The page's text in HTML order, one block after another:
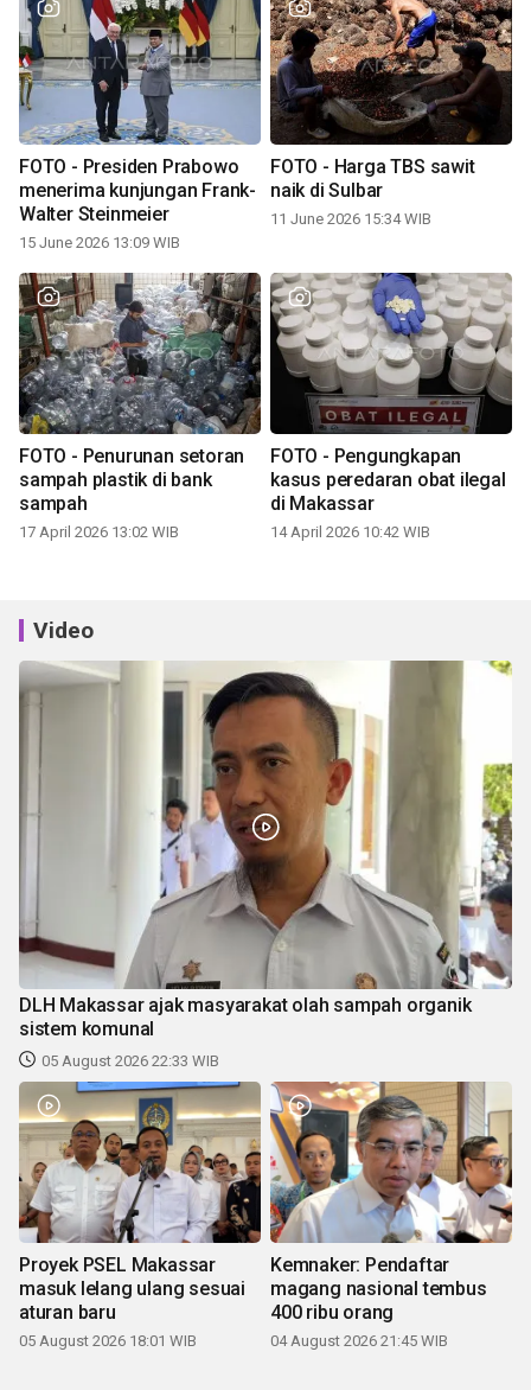
FOTO - Presiden Prabowo
menerima kunjungan Frank-
Walter Steinmeier
15 June 2026 13:09 WIB
FOTO - Harga TBS sawit
naik di Sulbar
11 June 2026 15:34 WIB
FOTO - Penurunan setoran
sampah plastik di bank
sampah
17 April 2026 13:02 WIB
FOTO - Pengungkapan
kasus peredaran obat ilegal
di Makassar
14 April 2026 10:42 WIB
Video
DLH Makassar ajak masyarakat olah sampah organik
sistem komunal
05 August 2026 22:33 WIB
Proyek PSEL Makassar
masuk lelang ulang sesuai
aturan baru
05 August 2026 18:01 WIB
Kemnaker: Pendaftar
magang nasional tembus
400 ribu orang
04 August 2026 21:45 WIB